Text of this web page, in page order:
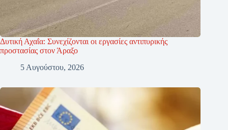
Δυτική Αχαΐα: Συνεχίζονται οι εργασίες αντιπυρικής
προστασίας στον Άραξο
5 Αυγούστου, 2026